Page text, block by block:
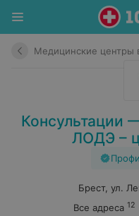
Медицинские центры
Консультации
ЛОДЭ –
Брест, ул.
Все адреса 12